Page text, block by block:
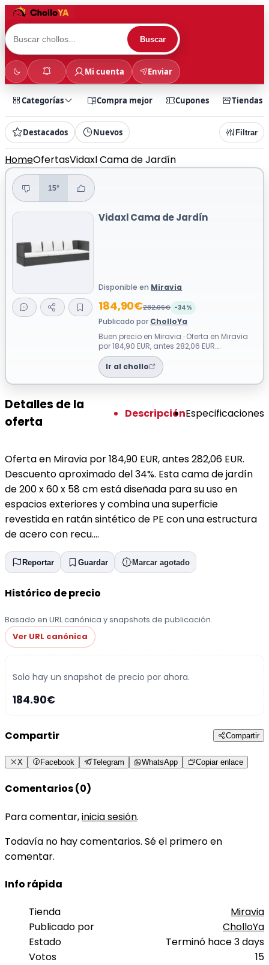
Buscar
Mi cuenta Enviar
Categorías Compra mejor Cupones Tiendas
Destacados Nuevos Filtrar
HomeOfertasVidaxl Cama de Jardín
15°
Vidaxl Cama de Jardín
Disponible en Miravia
184,90€282,06€ -34%
Publicado por CholloYa
Buen precio en Miravia · Oferta en Miravia
por 184,90 EUR, antes 282,06 EUR.
Descuento aproximado del 34%. Esta
cama ...
Ir al chollo
Detalles de la
oferta
DescripciónEspecificaciones
Oferta en Miravia por 184,90 EUR, antes 282,06 EUR.
Descuento aproximado del 34%. Esta cama de jardín
de 200 x 60 x 58 cm está diseñada para su uso en
espacios exteriores y combina una superficie
revestida en ratán sintético de PE con una estructura
de acero con recu….
Reportar Guardar Marcar agotado
Histórico de precio
Basado en URL canónica y snapshots de publicación.
Ver URL canónica
Solo hay un snapshot de precio por ahora.
184.90€
Compartir Compartir
X Facebook Telegram WhatsApp Copiar enlace
Comentarios (0)
Para comentar,inicia sesión.
Todavía no hay comentarios. Sé el primero en
comentar.
Info rápida
Tienda
Miravia
Publicado por
CholloYa
Estado
Terminó hace 3 days
Votos
15